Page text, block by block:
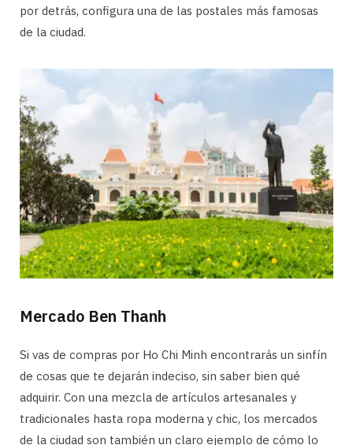
por detrás, configura una de las postales más famosas
de la ciudad.
Mercado Ben Thanh
Si vas de compras por Ho Chi Minh encontrarás un sinfín
de cosas que te dejarán indeciso, sin saber bien qué
adquirir. Con una mezcla de artículos artesanales y
tradicionales hasta ropa moderna y chic, los mercados
de la ciudad son también un claro ejemplo de cómo lo